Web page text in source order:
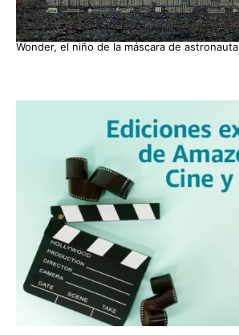
Wonder, el niño de la máscara de astronauta